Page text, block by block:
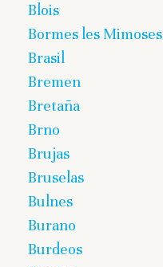
Blois
Bormes les Mimoses
Brasil
Bremen
Bretaña
Brno
Brujas
Bruselas
Bulnes
Burano
Burdeos